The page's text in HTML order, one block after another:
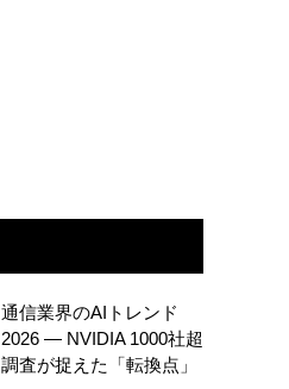
通信業界のAIトレンド
2026 ― NVIDIA 1000社超
調査が捉えた「転換点」